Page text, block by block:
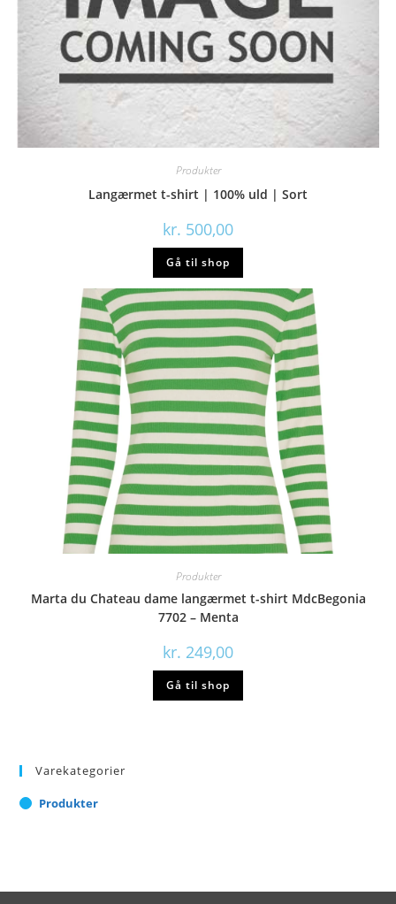
Produkter
Langærmet t-shirt | 100% uld | Sort
kr. 500,00
Gå til shop
Produkter
Marta du Chateau dame langærmet t-shirt MdcBegonia
7702 – Menta
kr. 249,00
Gå til shop
Varekategorier
Produkter